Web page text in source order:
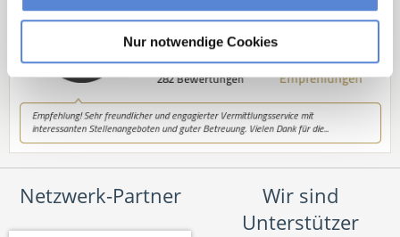
Nur notwendige Cookies
Netzwerk-Partner
Wir sind
Unterstützer